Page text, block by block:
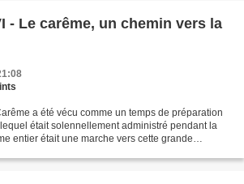
- Le carême, un chemin vers la
a été vécu comme un temps de préparation
était solennellement administré pendant la
entier était une marche vers cette grande